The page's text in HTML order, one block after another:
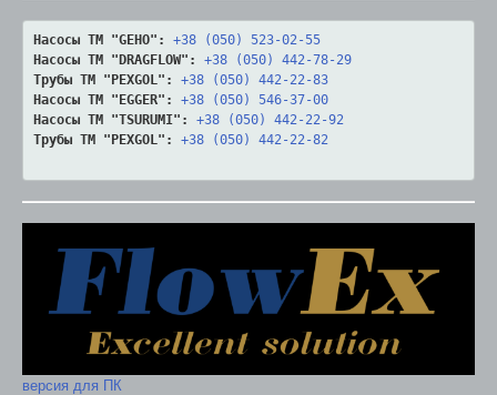
Насосы ТМ "GEHO":
+38 (050) 523-02-55
Насосы ТМ "DRAGFLOW":
+38 (050) 442-78-29
Трубы ТМ "PEXGOL":
+38 (050) 442-22-83
Насосы ТМ "EGGER":
+38 (050) 546-37-00
Насосы ТМ "TSURUMI":
+38 (050) 442-22-92
Трубы ТМ "PEXGOL":
+38 (050) 442-22-82
версия для ПК